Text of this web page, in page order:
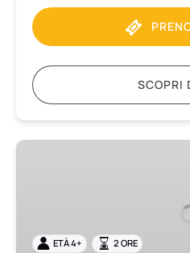
SCOPRI
Museo
ETÀ 4+ 2 ORE